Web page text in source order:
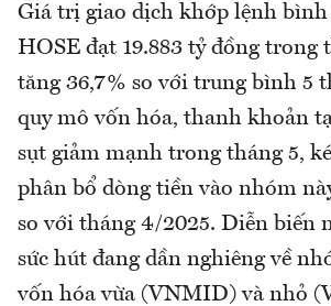
Giá trị giao dịch khớp lệnh
HOSE đạt 19.883 tỷ đồng trong
tăng 36,7% so với trung bình 5
quy mô vốn hóa, thanh khoản
sụt giảm mạnh trong tháng 5,
phân bổ dòng tiền vào nhóm
so với tháng 4/2025. Diễn biến
sức hút đang dần nghiêng về
vốn hóa vừa (VNMID) và nhỏ